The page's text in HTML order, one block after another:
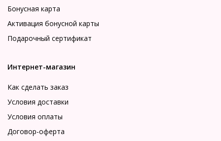
Бонусная карта
Активация бонусной карты
Подарочный сертификат
Интернет-магазин
Как сделать заказ
Условия доставки
Условия оплаты
Договор-оферта